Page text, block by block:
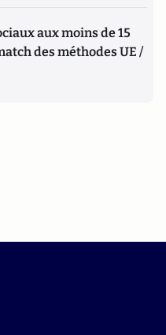
aux moins de 15
des méthodes UE /